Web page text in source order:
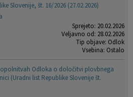
Slovenije, št. 16/2026 (27.02.2026)
Sprejeto: 20.02.2026
Veljavno od: 28.02.2026
Tip objave: Odlok
Vsebina: Ostalo
Odloka o določitvi plovbnega
(Uradni list Republike Slovenije št.